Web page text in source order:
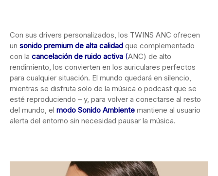
Con sus drivers personalizados, los TWINS ANC ofrecen
un sonido premium de alta calidad que complementado
con la cancelación de ruido activa (ANC) de alto
rendimiento, los convierten en los auriculares perfectos
para cualquier situación. El mundo quedará en silencio,
mientras se disfruta solo de la música o podcast que se
esté reproduciendo – y, para volver a conectarse al resto
del mundo, el modo Sonido Ambiente mantiene al usuario
alerta del entorno sin necesidad pausar la música.